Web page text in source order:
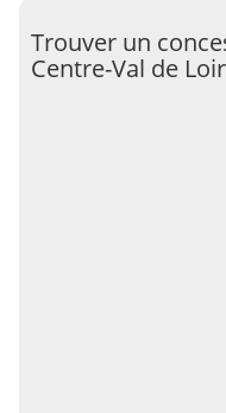
Trouver un
Centre-Val de